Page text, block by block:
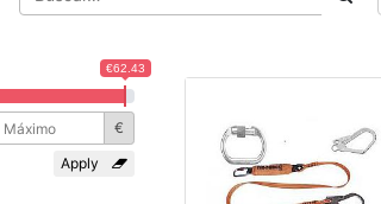
€62.43
€